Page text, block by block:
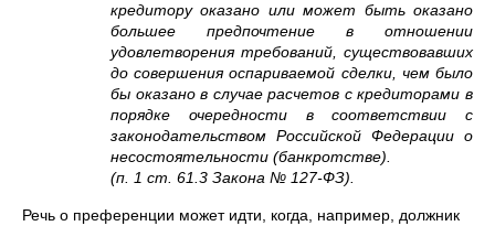
кредитору оказано или может быть оказано
большее предпочтение в отношении
удовлетворения требований, существовавших
до совершения оспариваемой сделки, чем было
бы оказано в случае расчетов с кредиторами в
порядке очередности в соответствии с
законодательством Российской Федерации о
несостоятельности (банкротстве).
(п. 1 ст. 61.3 Закона № 127-ФЗ).
Речь о преференции может идти, когда, например, должник